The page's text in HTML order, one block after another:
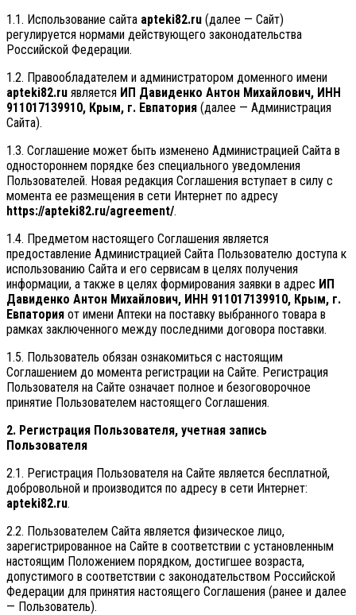
1.1. Использование сайта apteki82.ru (далее — Сайт)
регулируется нормами действующего законодательства
Российской Федерации.
1.2. Правообладателем и администратором доменного имени
apteki82.ru является ИП Давиденко Антон Михайлович, ИНН
911017139910, Крым, г. Евпатория (далее — Администрация
Сайта).
1.3. Соглашение может быть изменено Администрацией Сайта в
одностороннем порядке без специального уведомления
Пользователей. Новая редакция Соглашения вступает в силу с
момента ее размещения в сети Интернет по адресу
https://apteki82.ru/agreement/.
1.4. Предметом настоящего Соглашения является
предоставление Администрацией Сайта Пользователю доступа к
использованию Сайта и его сервисам в целях получения
информации, а также в целях формирования заявки в адрес ИП
Давиденко Антон Михайлович, ИНН 911017139910, Крым, г.
Евпатория от имени Аптеки на поставку выбранного товара в
рамках заключенного между последними договора поставки.
1.5. Пользователь обязан ознакомиться с настоящим
Соглашением до момента регистрации на Сайте. Регистрация
Пользователя на Сайте означает полное и безоговорочное
принятие Пользователем настоящего Соглашения.
2. Регистрация Пользователя, учетная запись
Пользователя
2.1. Регистрация Пользователя на Сайте является бесплатной,
добровольной и производится по адресу в сети Интернет:
apteki82.ru.
2.2. Пользователем Сайта является физическое лицо,
зарегистрированное на Сайте в соответствии с установленным
настоящим Положением порядком, достигшее возраста,
допустимого в соответствии с законодательством Российской
Федерации для принятия настоящего Соглашения (ранее и далее
— Пользователь).